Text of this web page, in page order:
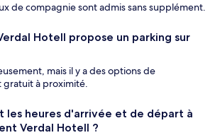
de compagnie sont admis sans supplément.
Hotell propose un parking sur
mais il y a des options de
gratuit à proximité.
les heures d'arrivée et de départ à
Verdal Hotell ?